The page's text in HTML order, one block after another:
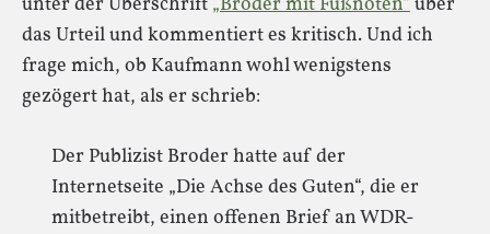
das Urteil und kommentiert es kritisch. Und ich
frage mich, ob Kaufmann wohl wenigstens
gezögert hat, als er schrieb:
Der Publizist Broder hatte auf der
Internetseite „Die Achse des Guten“, die er
mitbetreibt, einen offenen Brief an WDR-